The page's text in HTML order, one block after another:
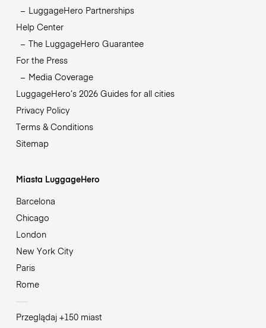
LuggageHero Partnerships
Help Center
The LuggageHero Guarantee
For the Press
Media Coverage
LuggageHero’s 2026 Guides for all cities
Privacy Policy
Terms & Conditions
Sitemap
Miasta LuggageHero
Barcelona
Chicago
London
New York City
Paris
Rome
Przeglądaj +150 miast